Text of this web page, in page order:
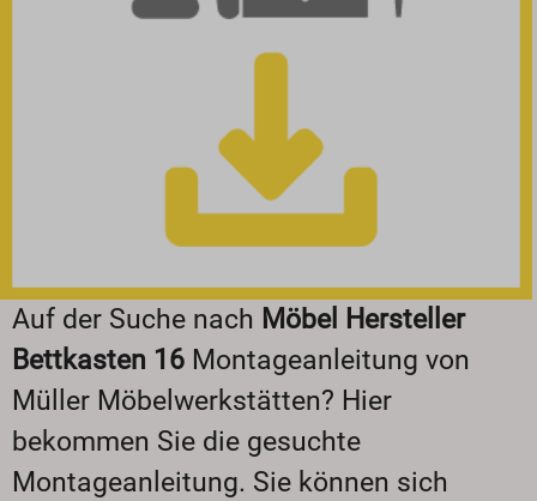
Auf der Suche nach Möbel Hersteller
Bettkasten 16 Montageanleitung von
Müller Möbelwerkstätten? Hier
bekommen Sie die gesuchte
Montageanleitung. Sie können sich